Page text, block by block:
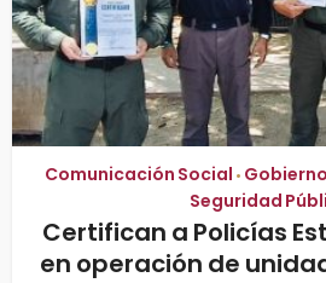
Comunicación Social •
Seguridad
Certifican a Policías
en operación de